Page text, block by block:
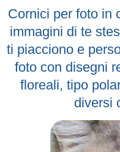
Cornici per foto in
immagini di te
ti piacciono e
foto con disegni
floreali, tipo
diversi